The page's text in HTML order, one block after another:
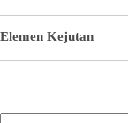
Elemen Kejutan